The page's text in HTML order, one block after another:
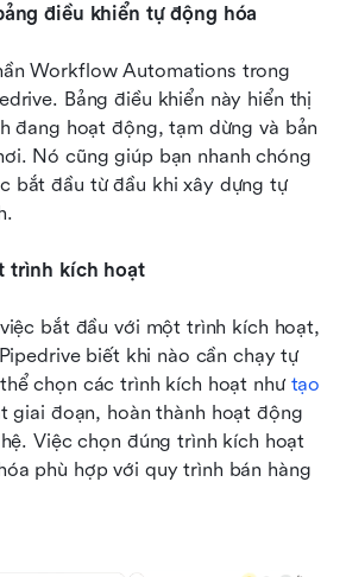
điều khiển tự động hóa
Workflow Automations trong
Bảng điều khiển này hiển thị
đang hoạt động, tạm dừng và bản
Nó cũng giúp bạn nhanh chóng
bắt đầu từ đầu khi xây dựng tự
trình kích hoạt
bắt đầu với một trình kích hoạt,
biết khi nào cần chạy tự
chọn các trình kích hoạt như tạo
giai đoạn, hoàn thành hoạt động
Việc chọn đúng trình kích hoạt
phù hợp với quy trình bán hàng